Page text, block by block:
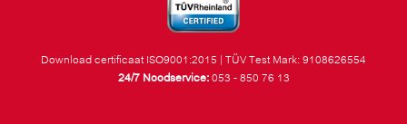
Download certificaat ISO9001:2015 | TÜV Test Mark: 9108626554
24/7 Noodservice:053 - 850 76 13